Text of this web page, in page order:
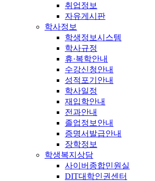
취업정보
자유게시판
학사정보
학생정보시스템
학사규정
휴·복학안내
수강신청안내
성적포기안내
학사일정
재입학안내
전과안내
졸업정보안내
증명서발급안내
장학정보
학생복지상담
사이버종합민원실
DIT대학인권센터